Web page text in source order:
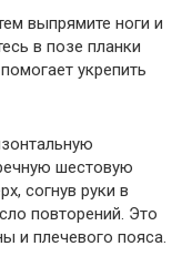
выпрямите ноги и
в позе планки
укрепить
шестовую
согнув руки в
повторений. Это
и плечевого пояса.